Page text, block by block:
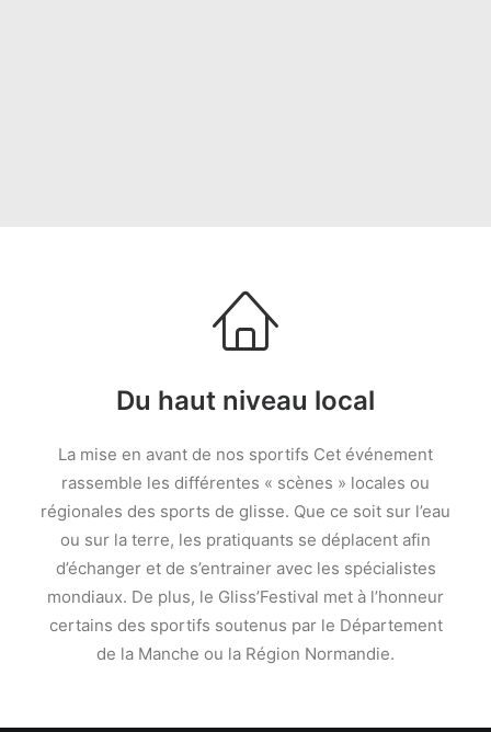
Du haut niveau local
La mise en avant de nos sportifs Cet événement
rassemble les différentes « scènes » locales ou
régionales des sports de glisse. Que ce soit sur l’eau
ou sur la terre, les pratiquants se déplacent afin
d’échanger et de s’entrainer avec les spécialistes
mondiaux. De plus, le Gliss’Festival met à l’honneur
certains des sportifs soutenus par le Département
de la Manche ou la Région Normandie.